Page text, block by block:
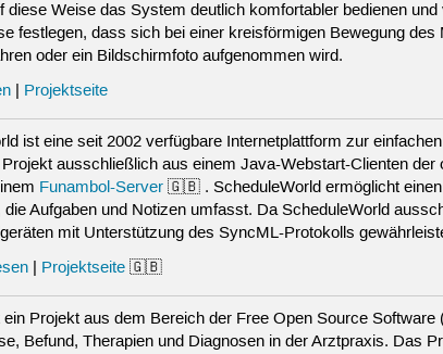
diese Weise das System deutlich komfortabler bedienen
festlegen, dass sich bei einer kreisförmigen Bewegung
oder ein Bildschirmfoto aufgenommen wird.
| Projektseite
ist eine seit 2002 verfügbare Internetplattform zur
ausschließlich aus einem Java-Webstart-Clienten
Funambol-Server 🇬🇧 . ScheduleWorld ermöglicht einen
Aufgaben und Notizen umfasst. Da ScheduleWorld
mit Unterstützung des SyncML-Protokolls
| Projektseite🇬🇧
Projekt aus dem Bereich der Free Open Source
Befund, Therapien und Diagnosen in der Arztpraxis. Das